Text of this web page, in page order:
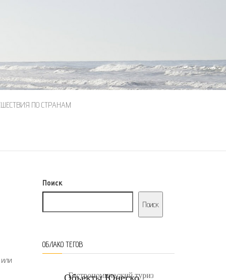
ПО СТРАНАМ
Поиск
Поиск
ОБЛАКО ТЕГОВ